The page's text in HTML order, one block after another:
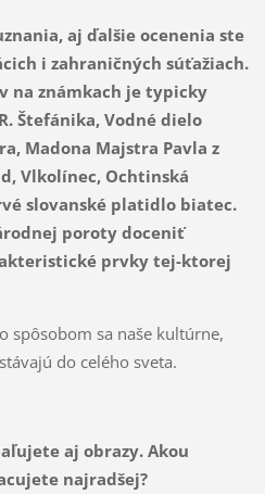
aj ďalšie ocenenia ste
i zahraničných súťažiach.
na známkach je typicky
Štefánika, Vodné dielo
Madona Majstra Pavla z
Vlkolínec, Ochtinská
slovanské platidlo biatec.
poroty doceniť
prvky tej-ktorej
spôsobom sa naše kultúrne,
do celého sveta.
aj obrazy. Akou
najradšej?